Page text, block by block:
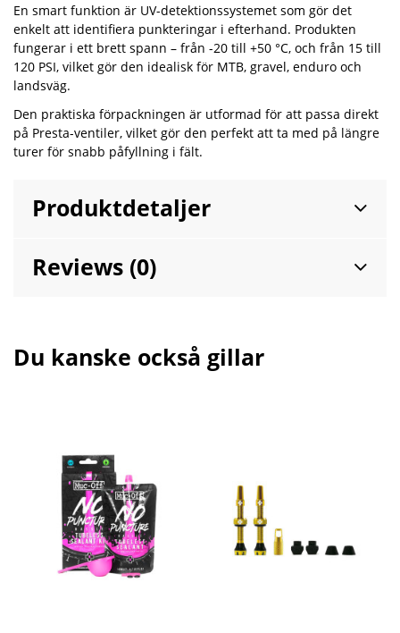
En smart funktion är UV-detektionssystemet som gör det
enkelt att identifiera punkteringar i efterhand. Produkten
fungerar i ett brett spann – från -20 till +50 °C, och från 15 till
120 PSI, vilket gör den idealisk för MTB, gravel, enduro och
landsväg.
Den praktiska förpackningen är utformad för att passa direkt
på Presta-ventiler, vilket gör den perfekt att ta med på längre
turer för snabb påfyllning i fält.
Produktdetaljer
Reviews (0)
Du kanske också gillar